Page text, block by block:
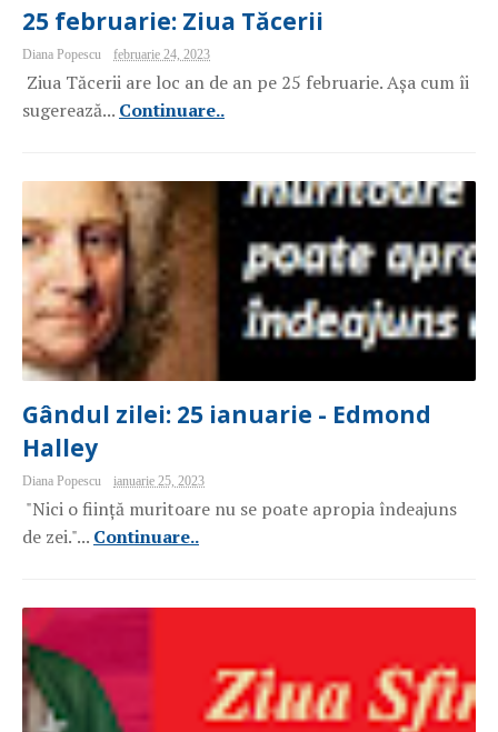
25 februarie: Ziua Tăcerii
Diana Popescu februarie 24, 2023
Ziua Tăcerii are loc an de an pe 25 februarie. Așa cum îi
sugerează... Continuare..
Gândul zilei: 25 ianuarie - Edmond
Halley
Diana Popescu ianuarie 25, 2023
"Nici o ființă muritoare nu se poate apropia îndeajuns
de zei."... Continuare..